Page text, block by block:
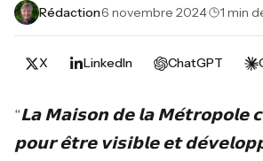
Rédaction·6 novembre 2024· 1 min
X LinkedIn ChatGPT
“𝗟𝗮 𝗠𝗮𝗶𝘀𝗼𝗻 𝗱𝗲 𝗹𝗮 𝗠𝗲́𝘁𝗿𝗼𝗽𝗼𝗹𝗲
𝗽𝗼𝘂𝗿 𝗲̂𝘁𝗿𝗲 𝘃𝗶𝘀𝗶𝗯𝗹𝗲 𝗲𝘁